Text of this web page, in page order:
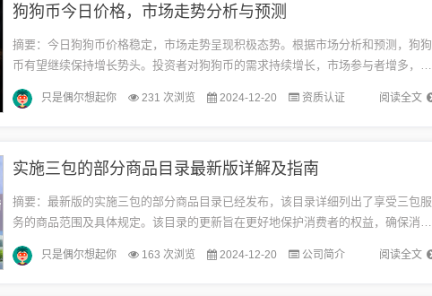
狗狗币今日价格，市场走势分析与预测
摘要：今日狗狗币价格稳定，市场走势呈现积极态势。根据市场分析和预测，狗狗
币有望继续保持增长势头。投资者对狗狗币的需求持续增长，市场参与者增多，推
动了狗狗币价格的上涨。狗狗币有望继续扩大其市场份额并受到更多投资者的关
注...
阅读全文
只是偶尔想起你 231 次浏览 2024-12-20 资质认证
实施三包的部分商品目录最新版详解及指南
摘要：最新版的实施三包的部分商品目录已经发布，该目录详细列出了享受三包服
务的商品范围及具体规定。该目录的更新旨在更好地保护消费者的权益，确保消费
者在购买商品时能够享受到相应的质量保证、退换货服务等。该目录的发布对于
规...
阅读全文
只是偶尔想起你 163 次浏览 2024-12-20 公司简介